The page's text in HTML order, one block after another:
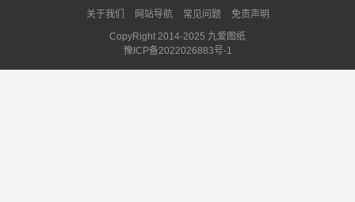
关于我们 网站导航 常见问题
免责声明
CopyRight 2014-2025 九爱图纸
豫ICP备2022026883号-1